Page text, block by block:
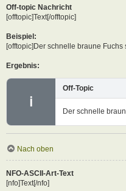
Off-topic Nachricht
[offtopic]Text[/offtopic]
Beispiel:
[offtopic]Der schnelle braune
Ergebnis:
ℹ
Off-Topic
Der schnelle
Nach oben
NFO-ASCII-Art-Text
[nfo]Text[/nfo]